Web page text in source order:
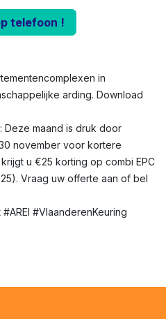
telefoon !
in
arding. Download
Deze maand is druk door
november voor kortere
u €25 korting op combi EPC
Vraag uw offerte aan of bel
#VlaanderenKeuring